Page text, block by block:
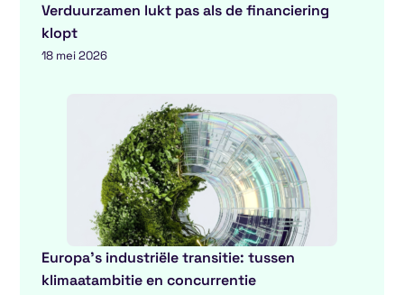
Verduurzamen lukt pas als de financiering
klopt
18 mei 2026
Europa’s industriële transitie: tussen
klimaatambitie en concurrentie